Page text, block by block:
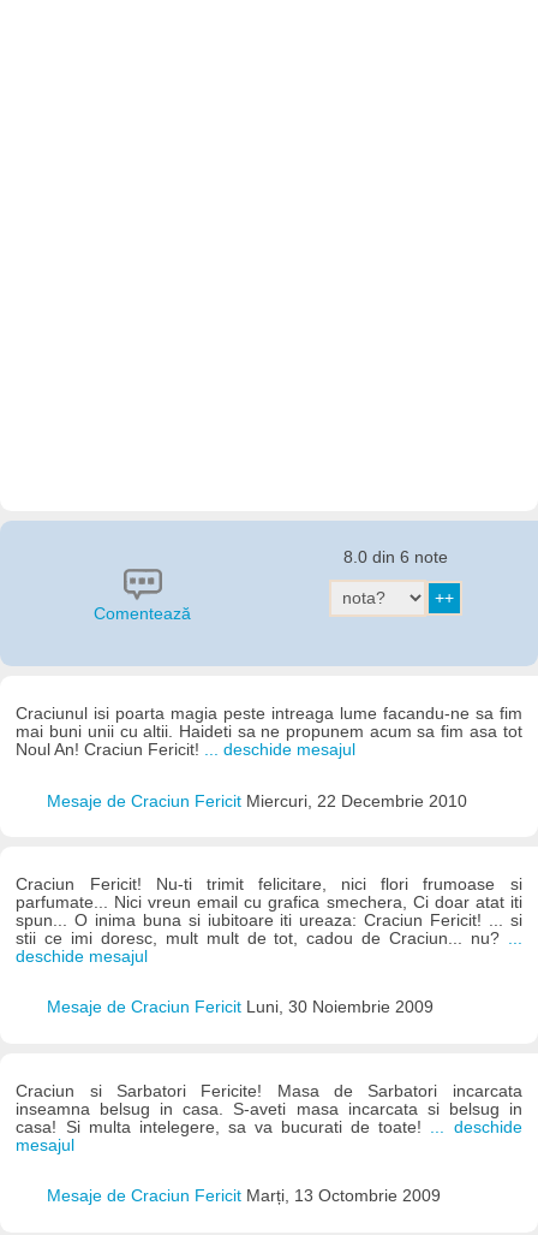
Comentează
8.0 din 6 note
Craciunul isi poarta magia peste intreaga lume facandu-ne sa fim
mai buni unii cu altii. Haideti sa ne propunem acum sa fim asa tot
Noul An! Craciun Fericit! ... deschide mesajul
Mesaje de Craciun Fericit Miercuri, 22 Decembrie 2010
Craciun Fericit! Nu-ti trimit felicitare, nici flori frumoase si
parfumate... Nici vreun email cu grafica smechera, Ci doar atat iti
spun... O inima buna si iubitoare iti ureaza: Craciun Fericit! ... si
stii ce imi doresc, mult mult de tot, cadou de Craciun... nu? ...
deschide mesajul
Mesaje de Craciun Fericit Luni, 30 Noiembrie 2009
Craciun si Sarbatori Fericite! Masa de Sarbatori incarcata
inseamna belsug in casa. S-aveti masa incarcata si belsug in
casa! Si multa intelegere, sa va bucurati de toate!
... deschide
mesajul
Mesaje de Craciun Fericit Marți, 13 Octombrie 2009